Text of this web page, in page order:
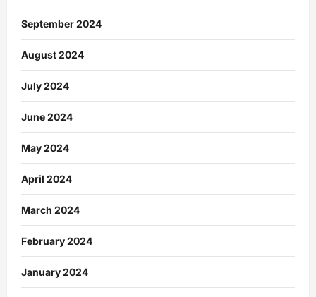
September 2024
August 2024
July 2024
June 2024
May 2024
April 2024
March 2024
February 2024
January 2024